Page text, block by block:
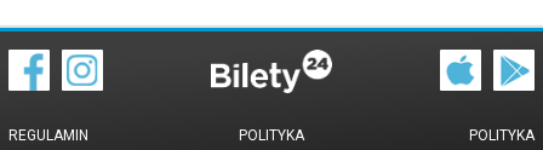
25.10.2026 , g. 15:00
Warszawa
Teatr Polski im. Arnolda Szyfmana...
od 21,20 pln
REGULAMIN POLITYKA
POLITYKA